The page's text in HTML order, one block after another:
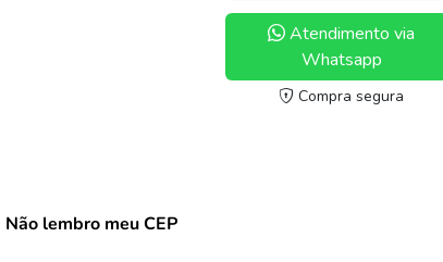
Atendimento via
Whatsapp
Compra segura
Não lembro meu CEP